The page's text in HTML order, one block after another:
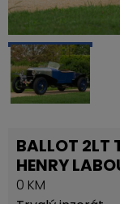
BALLOT 2LT
HENRY
0 KM